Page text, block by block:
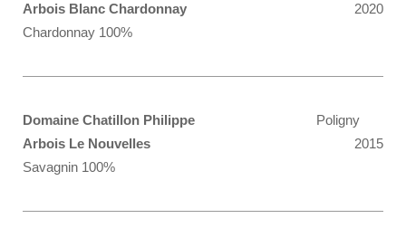
2020
Arbois Blanc Chardonnay
Chardonnay 100%
Domaine Chatillon Philippe
Poligny
2015
Arbois Le Nouvelles
Savagnin 100%